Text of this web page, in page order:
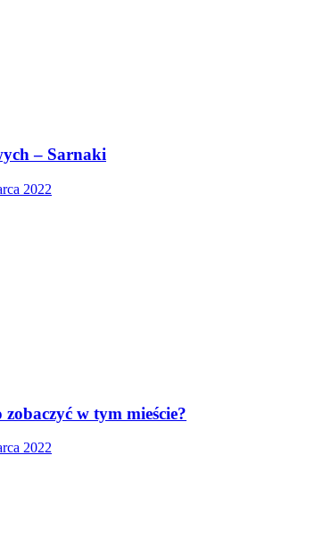
– Sarnaki
2022
w tym mieście?
2022